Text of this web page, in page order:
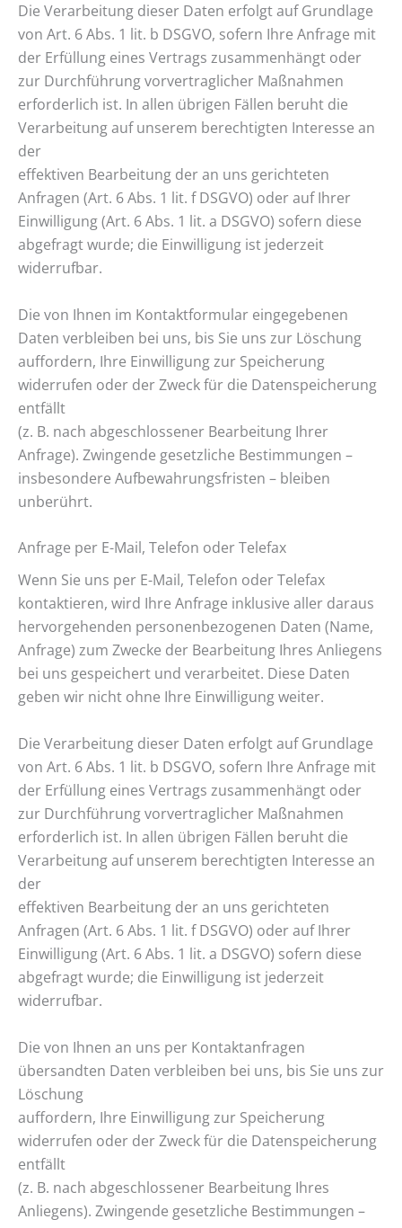
Die Verarbeitung dieser Daten erfolgt auf Grundlage
von Art. 6 Abs. 1 lit. b DSGVO, sofern Ihre Anfrage mit
der Erfüllung eines Vertrags zusammenhängt oder
zur Durchführung vorvertraglicher Maßnahmen
erforderlich ist. In allen übrigen Fällen beruht die
Verarbeitung auf unserem berechtigten Interesse an
der
effektiven Bearbeitung der an uns gerichteten
Anfragen (Art. 6 Abs. 1 lit. f DSGVO) oder auf Ihrer
Einwilligung (Art. 6 Abs. 1 lit. a DSGVO) sofern diese
abgefragt wurde; die Einwilligung ist jederzeit
widerrufbar.
Die von Ihnen im Kontaktformular eingegebenen
Daten verbleiben bei uns, bis Sie uns zur Löschung
auffordern, Ihre Einwilligung zur Speicherung
widerrufen oder der Zweck für die Datenspeicherung
entfällt
(z. B. nach abgeschlossener Bearbeitung Ihrer
Anfrage). Zwingende gesetzliche Bestimmungen –
insbesondere Aufbewahrungsfristen – bleiben
unberührt.
Anfrage per E-Mail, Telefon oder Telefax
Wenn Sie uns per E-Mail, Telefon oder Telefax
kontaktieren, wird Ihre Anfrage inklusive aller daraus
hervorgehenden personenbezogenen Daten (Name,
Anfrage) zum Zwecke der Bearbeitung Ihres Anliegens
bei uns gespeichert und verarbeitet. Diese Daten
geben wir nicht ohne Ihre Einwilligung weiter.
Die Verarbeitung dieser Daten erfolgt auf Grundlage
von Art. 6 Abs. 1 lit. b DSGVO, sofern Ihre Anfrage mit
der Erfüllung eines Vertrags zusammenhängt oder
zur Durchführung vorvertraglicher Maßnahmen
erforderlich ist. In allen übrigen Fällen beruht die
Verarbeitung auf unserem berechtigten Interesse an
der
effektiven Bearbeitung der an uns gerichteten
Anfragen (Art. 6 Abs. 1 lit. f DSGVO) oder auf Ihrer
Einwilligung (Art. 6 Abs. 1 lit. a DSGVO) sofern diese
abgefragt wurde; die Einwilligung ist jederzeit
widerrufbar.
Die von Ihnen an uns per Kontaktanfragen
übersandten Daten verbleiben bei uns, bis Sie uns zur
Löschung
auffordern, Ihre Einwilligung zur Speicherung
widerrufen oder der Zweck für die Datenspeicherung
entfällt
(z. B. nach abgeschlossener Bearbeitung Ihres
Anliegens). Zwingende gesetzliche Bestimmungen –